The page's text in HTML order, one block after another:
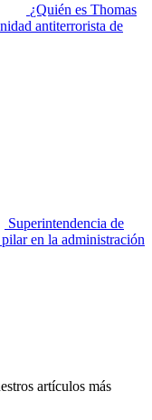
¿Quién es Thomas
antiterrorista de
Superintendencia de
en la administración
artículos más